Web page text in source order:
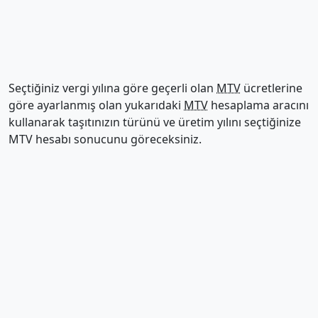
Seçtiğiniz vergi yılına göre geçerli olan MTV ücretlerine
göre ayarlanmış olan yukarıdaki MTV hesaplama aracını
kullanarak taşıtınızın türünü ve üretim yılını seçtiğinize
MTV hesabı sonucunu göreceksiniz.